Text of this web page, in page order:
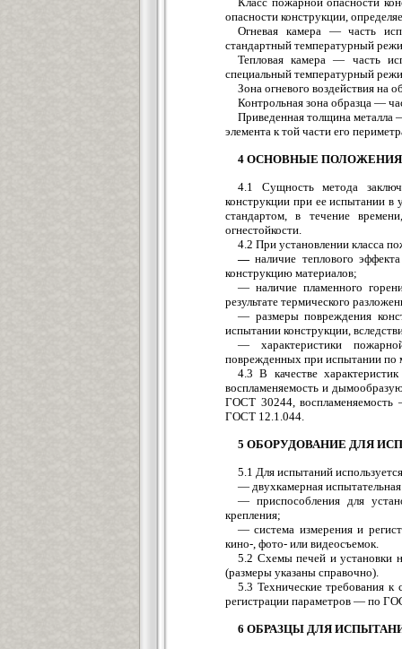
опасности конструкции,
Огневая камера — часть
стандартный температурный
Тепловая камера — часть
специальный температурный
Зона огневого воздействия на
Контрольная зона образца —
Приведенная толщина металла
элемента к той части его
4 ОСНОВНЫЕ ПОЛОЖЕНИЯ
4.1 Сущность метода
конструкции при ее испытании в
стандартом, в течение
огнестойкости.
4.2 При установлении класса
—наличие теплового
конструкцию материалов;
— наличие пламенного
результате термического
— размеры повреждения
испытании конструкции,
— характеристики
поврежденных при испытании по
4.3 В качестве
воспламеняемость и
ГОСТ 30244,
ГОСТ 12.1.044.
5 ОБОРУДОВАНИЕ ДЛЯ
5.1 Для испытаний
— двухкамерная
— приспособления для
крепления;
— система измерения и
кино-, фото- или видеосъемок.
5.2 Схемы печей и установки
(размеры указаны справочно).
5.3 Технические требования к
регистрации параметров — по
6 ОБРАЗЦЫ ДЛЯ